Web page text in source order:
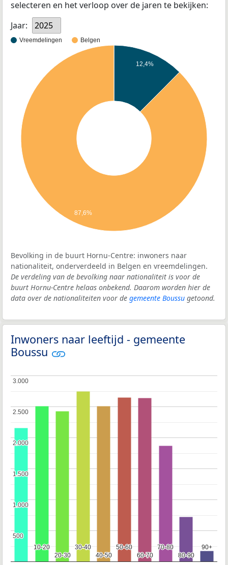
selecteren en het verloop over de jaren te bekijken:
Jaar:
2025
Vreemdelingen Belgen
12,4%
87,6%
Bevolking in de buurt Hornu-Centre: inwoners naar
nationaliteit, onderverdeeld in Belgen en vreemdelingen.
De verdeling van de bevolking naar nationaliteit is voor de
buurt Hornu-Centre helaas onbekend. Daarom worden hier de
data over de nationaliteiten voor de gemeente Boussu getoond.
Inwoners naar leeftijd - gemeente
Boussu
10-20
10-20
20-30
20-30
30-40
30-40
40-50
40-50
50-60
50-60
60-70
60-70
70-80
70-80
80-90
80-90
90+
90+
500
500
1.000
1.000
1.500
1.500
2.000
2.000
2.500
2.500
3.000
3.000